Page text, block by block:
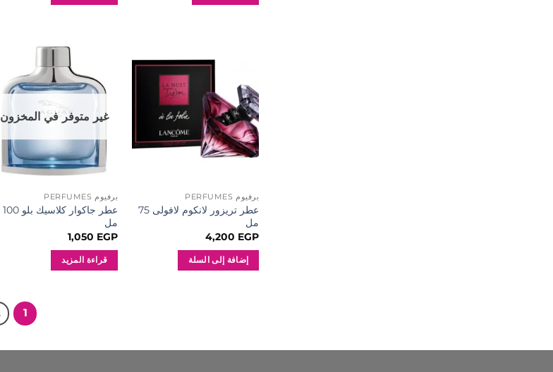
برفيوم PERFUMES
عطر تريزور لانكوم لافولى 75
مل
4,200 EGP
إضافة إلى السلة
إلى
غير متوفر في المخزون
برفيوم PERFUMES
عطر جاكوار كلاسيك بلو 100
مل
1,050 EGP
قراءة المزيد
1